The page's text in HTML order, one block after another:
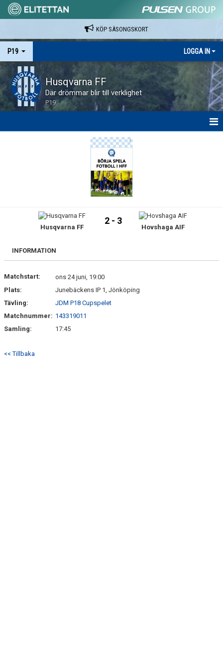
KÖP SÄSONGSKORT
P19 LOGGA IN
Husqvarna FF
Där drömmar blir till verklighet
P19
BILDGALLERI
DOKUMENT
Husqvarna FF
2 - 3
Hovshaga AIF
INFORMATION
Matchstart:
ons 24 juni, 19:00
Plats:
Junebäckens IP 1, Jönköping
Tävling:
JDM P18 Cupspelet
Matchnummer: 143319011
Samling:
17:45
<< Tillbaka